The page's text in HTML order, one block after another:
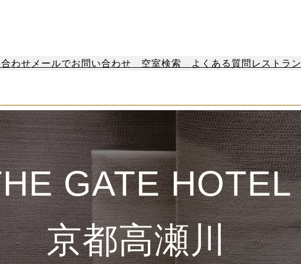
わせ メールでお問い合わせ 空室検索 よくある質問 レストラン
GATE HOTEL
京都高瀬川